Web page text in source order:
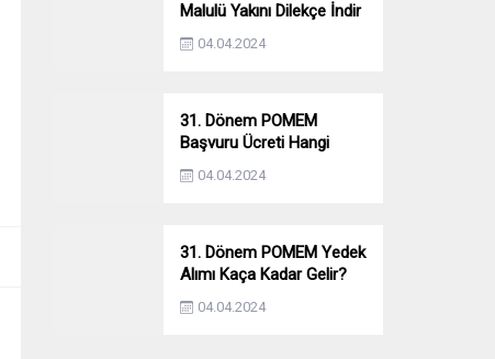
Malulü Yakını Dilekçe İndir
04.04.2024
31. Dönem POMEM
Başvuru Ücreti Hangi
Bankaya Yatırılacak?
04.04.2024
31. Dönem POMEM Yedek
Alımı Kaça Kadar Gelir?
Yıllara Göre Yedek Alımı
04.04.2024